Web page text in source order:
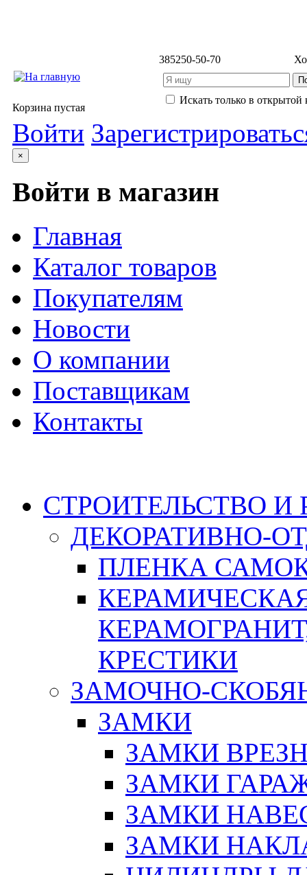
385250-50-70
Искать только в открытой
Корзина пустая
Войти
×
Войти в магазин
Главная
Каталог товаров
Покупателям
Новости
О компании
Поставщикам
Контакты
СТРОИТЕЛЬСТВО И
ДЕКОРАТИВНО-
ПЛЕНКА
КРЕСТИКИ
ЗАМОЧНО-
ЗАМКИ
ЗАМКИ
ЗАМКИ
ЗАМКИ
ЗАМКИ